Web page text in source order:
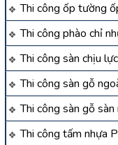
Thi công ốp tường
Thi công phào chỉ
Thi công sàn chịu
Thi công sàn gỗ
Thi công sàn gỗ sàn
Thi công tấm nhựa